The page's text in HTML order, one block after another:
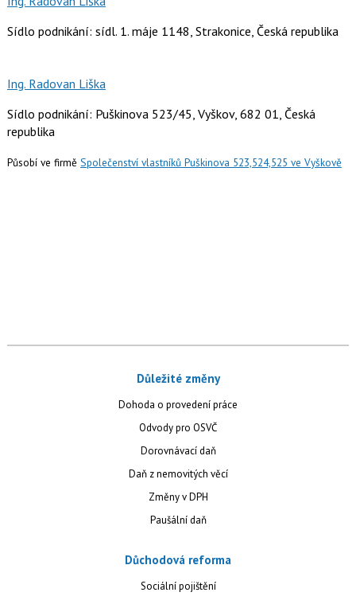
Sídlo podnikání: sídl. 1. máje 1148, Strakonice, Česká republika
Ing. Radovan Liška
Sídlo podnikání: Puškinova 523/45, Vyškov, 682 01, Česká
republika
Působí ve firmě Společenství vlastníků Puškinova 523,524,525 ve Vyškově
Důležité změny
Dohoda o provedení práce
Odvody pro OSVČ
Dorovnávací daň
Daň z nemovitých věcí
Změny v DPH
Paušální daň
Důchodová reforma
Sociální pojištění